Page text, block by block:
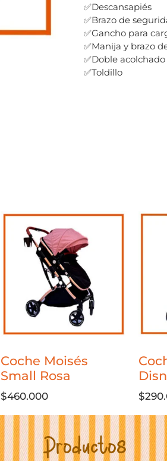
✅Descansapiés
✅Brazo de
✅Gancho para
✅Manija y brazo
✅Doble acolchado
✅Toldillo
Coche Moisés
Small Rosa
$460.000 $
Productos